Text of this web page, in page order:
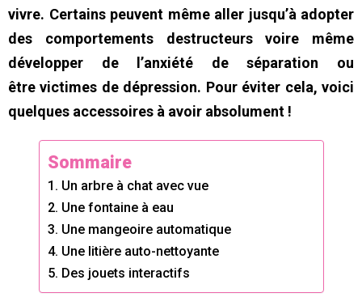
vivre. Certains peuvent même aller jusqu’à adopter
des comportements destructeurs voire même
développer de l’anxiété de séparation ou
être victimes de dépression. Pour éviter cela, voici
quelques accessoires à avoir absolument !
Sommaire
1. Un arbre à chat avec vue
2. Une fontaine à eau
3. Une mangeoire automatique
4. Une litière auto-nettoyante
5. Des jouets interactifs